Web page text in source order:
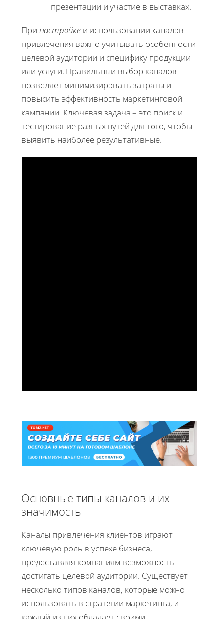
презентации и участие в выставках.
При настройке и использовании каналов
привлечения важно учитывать особенности
целевой аудитории и специфику продукции
или услуги. Правильный выбор каналов
позволяет минимизировать затраты и
повысить эффективность маркетинговой
кампании. Ключевая задача – это поиск и
тестирование разных путей для того, чтобы
выявить наиболее результативные.
Основные типы каналов и их
значимость
Каналы привлечения клиентов играют
ключевую роль в успехе бизнеса,
предоставляя компаниям возможность
достигать целевой аудитории. Существует
несколько типов каналов, которые можно
использовать в стратегии маркетинга, и
каждый из них обладает своими